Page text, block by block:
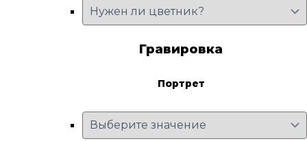
Гравировка
Портрет